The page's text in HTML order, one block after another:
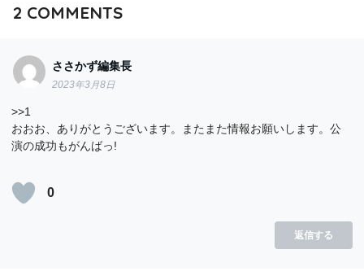
2 COMMENTS
ささかず編集長
2023年3月8日
>>1
おおお、ありがとうございます。またまた情報お願いします。公
演の成功もがんばっ!
0
返信する